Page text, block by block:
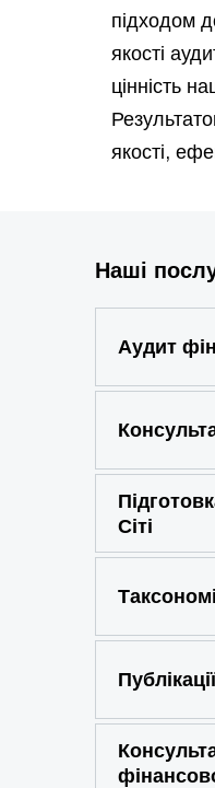
підходом
якості
цінність
якості,
Наші
Аудит
Сіті